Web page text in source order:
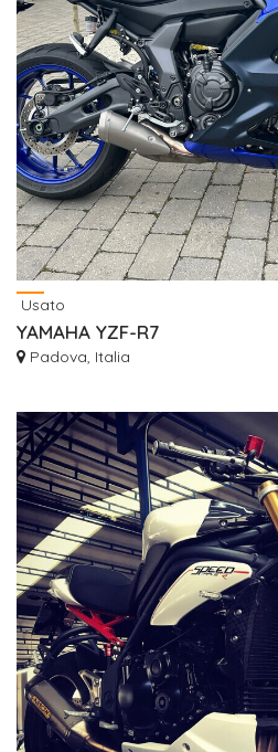
Usato
YAMAHA YZF-R7
Padova, Italia